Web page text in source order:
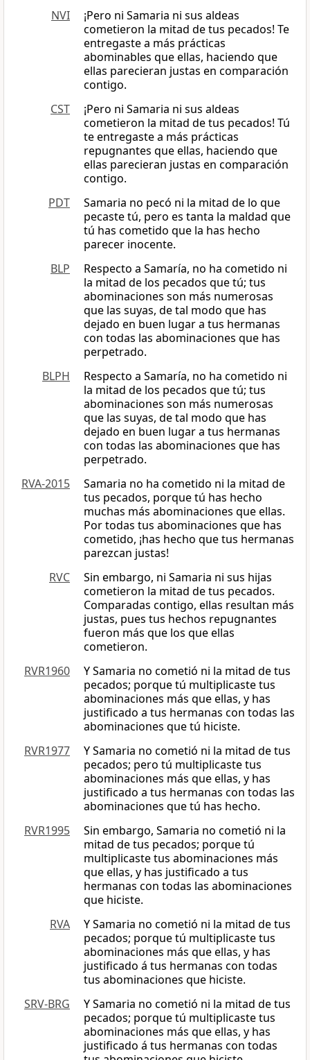
NVI
¡Pero ni Samaria ni sus aldeas
cometieron la mitad de tus pecados! Te
entregaste a más prácticas
abominables que ellas, haciendo que
ellas parecieran justas en comparación
contigo.
CST
¡Pero ni Samaria ni sus aldeas
cometieron la mitad de tus pecados! Tú
te entregaste a más prácticas
repugnantes que ellas, haciendo que
ellas parecieran justas en comparación
contigo.
PDT
Samaria no pecó ni la mitad de lo que
pecaste tú, pero es tanta la maldad que
tú has cometido que la has hecho
parecer inocente.
BLP
Respecto a Samaría, no ha cometido ni
la mitad de los pecados que tú; tus
abominaciones son más numerosas
que las suyas, de tal modo que has
dejado en buen lugar a tus hermanas
con todas las abominaciones que has
perpetrado.
BLPH
Respecto a Samaría, no ha cometido ni
la mitad de los pecados que tú; tus
abominaciones son más numerosas
que las suyas, de tal modo que has
dejado en buen lugar a tus hermanas
con todas las abominaciones que has
perpetrado.
RVA-2015
Samaria no ha cometido ni la mitad de
tus pecados, porque tú has hecho
muchas más abominaciones que ellas.
Por todas tus abominaciones que has
cometido, ¡has hecho que tus hermanas
parezcan justas!
RVC
Sin embargo, ni Samaria ni sus hijas
cometieron la mitad de tus pecados.
Comparadas contigo, ellas resultan más
justas, pues tus hechos repugnantes
fueron más que los que ellas
cometieron.
RVR1960
Y Samaria no cometió ni la mitad de tus
pecados; porque tú multiplicaste tus
abominaciones más que ellas, y has
justificado a tus hermanas con todas las
abominaciones que tú hiciste.
RVR1977
Y Samaria no cometió ni la mitad de tus
pecados; pero tú multiplicaste tus
abominaciones más que ellas, y has
justificado a tus hermanas con todas las
abominaciones que tú has hecho.
RVR1995
Sin embargo, Samaria no cometió ni la
mitad de tus pecados; porque tú
multiplicaste tus abominaciones más
que ellas, y has justificado a tus
hermanas con todas las abominaciones
que hiciste.
RVA
Y Samaria no cometió ni la mitad de tus
pecados; porque tú multiplicaste tus
abominaciones más que ellas, y has
justificado á tus hermanas con todas
tus abominaciones que hiciste.
SRV-BRG
Y Samaria no cometió ni la mitad de tus
pecados; porque tú multiplicaste tus
abominaciones más que ellas, y has
justificado á tus hermanas con todas